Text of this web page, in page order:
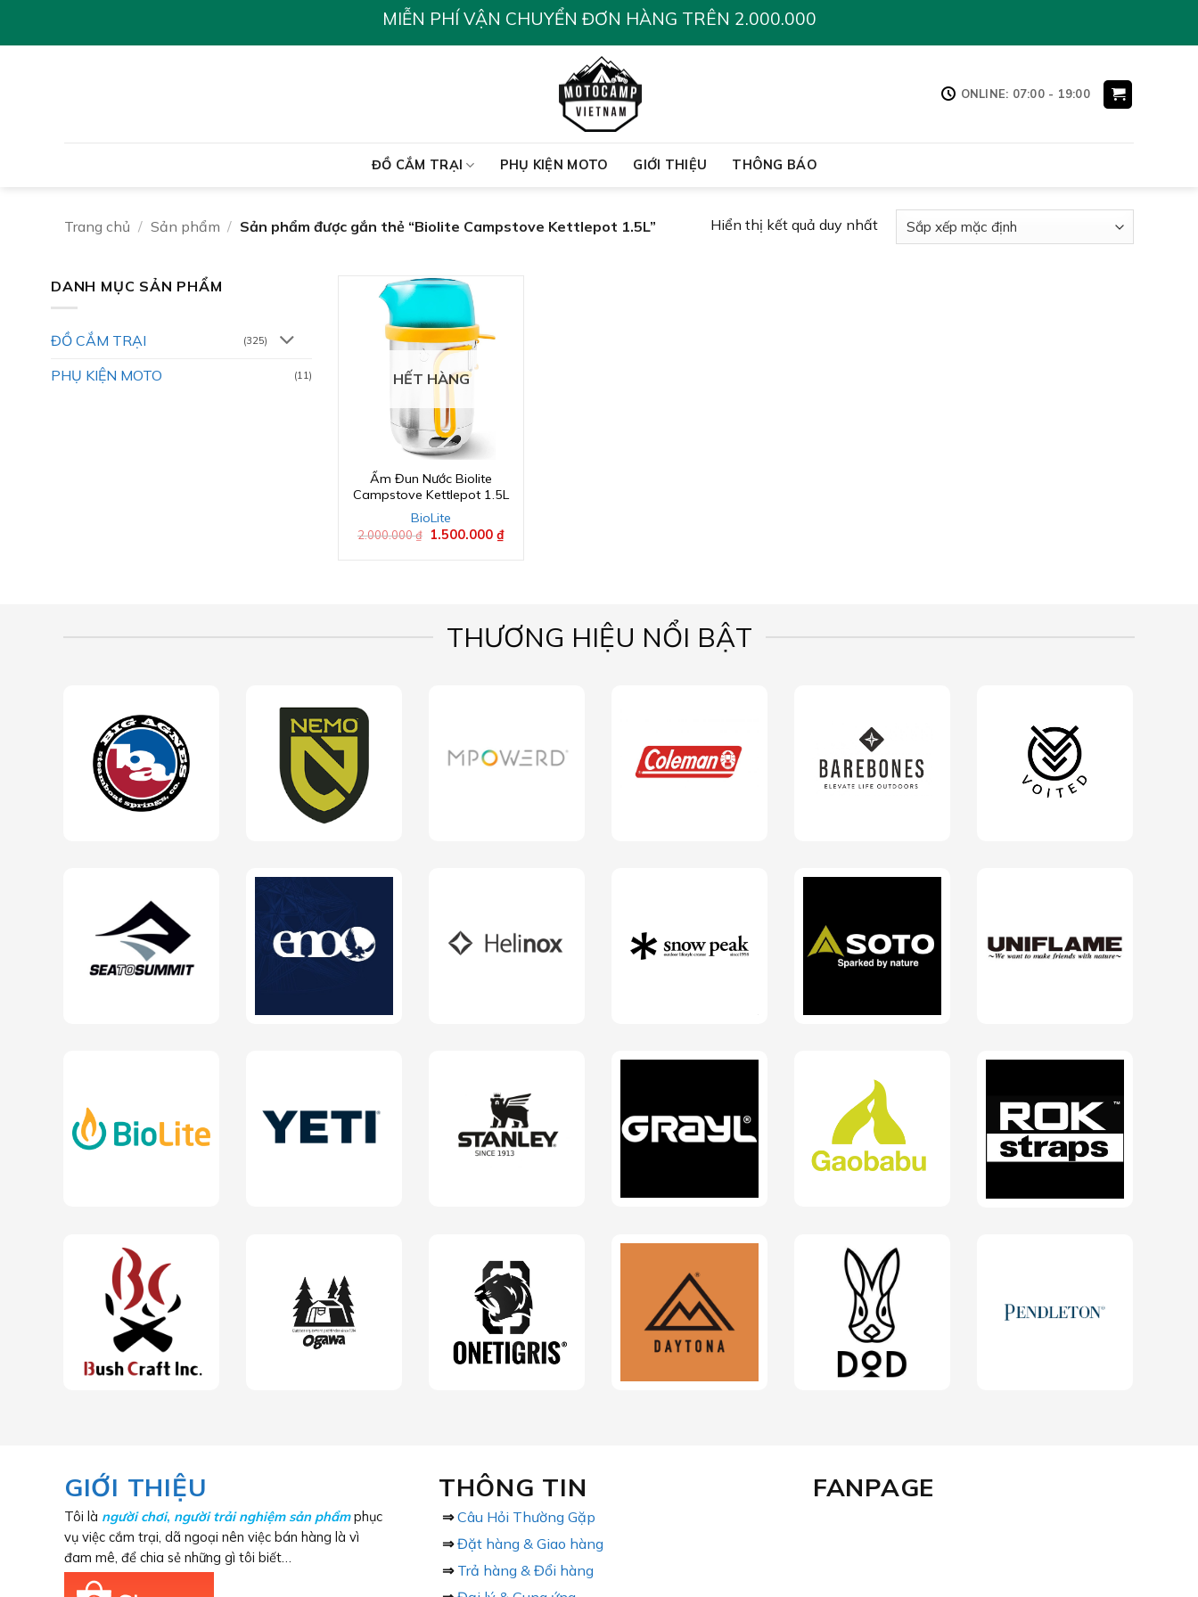
MIỄN PHÍ VẬN CHUYỂN ĐƠN HÀNG TRÊN 2.000.000
ONLINE: 07:00 - 19:00
ĐỒ CẮM TRẠI PHỤ KIỆN MOTO GIỚI THIỆU THÔNG BÁO
Trang chủ / Sản phẩm / Sản phẩm được gắn thẻ “Biolite Campstove Kettlepot 1.5L” Hiển thị kết quả duy nhất
DANH MỤC SẢN PHẨM
ĐỒ CẮM TRẠI (325)
PHỤ KIỆN MOTO (11) HẾT HÀNG
Ấm Đun Nước Biolite
Campstove Kettlepot 1.5L
BioLite
2.000.000₫ Giá
1.500.000₫
THƯƠNG HIỆU NỔI BẬT
GIỚI THIỆU
Tôi là người chơi, người trải nghiệm sản phẩmphục
vụ việc cắm trại, dã ngoại nên việc bán hàng là vì
đam mê, để chia sẻ những gì tôi biết…
THÔNG TIN
⇒ Câu Hỏi Thường Gặp
⇒ Đặt hàng & Giao hàng
⇒ Trả hàng & Đổi hàng
FANPAGE